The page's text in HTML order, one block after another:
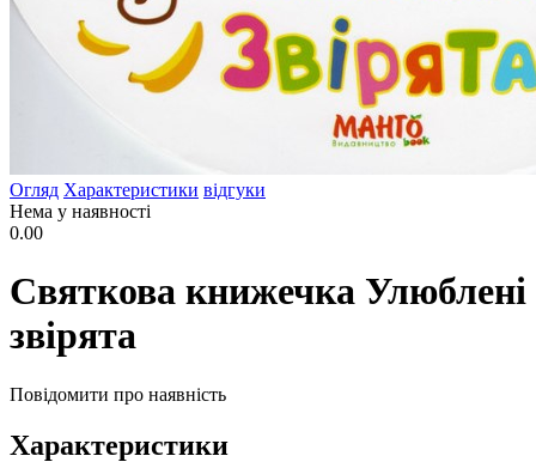
Огляд Характеристики відгуки
Нема у наявності
0.00
Святкова книжечка Улюблені
звірята
Повідомити про наявність
Характеристики